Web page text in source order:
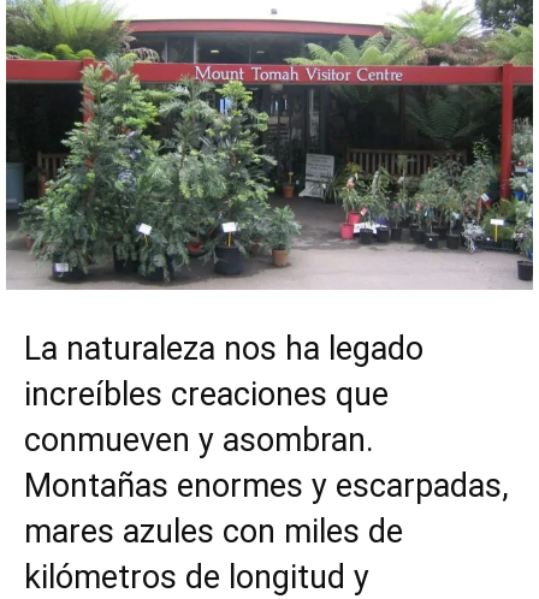
La naturaleza nos ha legado
increíbles creaciones que
conmueven y asombran.
Montañas enormes y escarpadas,
mares azules con miles de
kilómetros de longitud y